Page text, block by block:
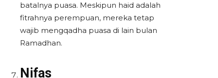
batalnya puasa. Meskipun haid adalah
fitrahnya perempuan, mereka tetap
wajib mengqadha puasa di lain bulan
Ramadhan.
Nifas